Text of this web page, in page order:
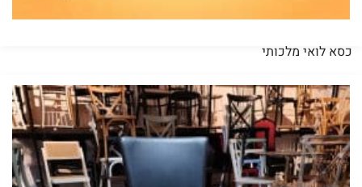
כסא לואי מלכותי